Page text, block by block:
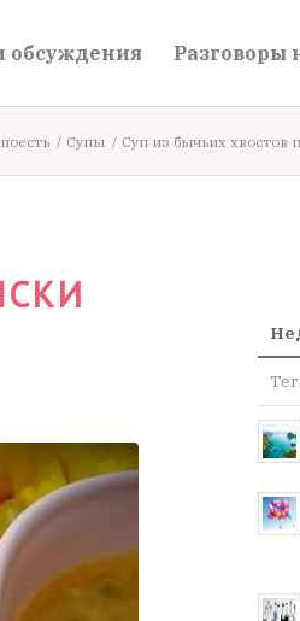
обсуждения Разговоры
/ Супы / Суп из бычьих хвостов